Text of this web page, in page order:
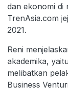
dan ekonomi di
TrenAsia.com
2021.
Reni
akademika,
melibatkan
Business